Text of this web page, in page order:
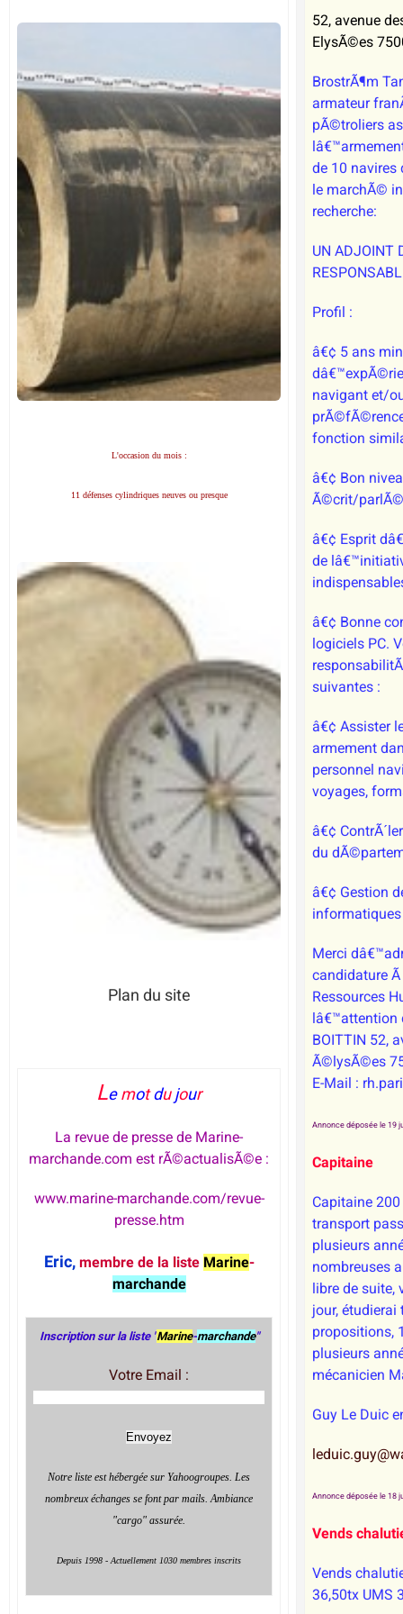
L'occasion du mois :
11 défenses cylindriques neuves ou presque
Plan du site
Le mot du jour
La revue de presse de Marine-
marchande.com est rÃ©actualisÃ©e :
www.marine-marchande.com/revue-
presse.htm
Eric, membre de la liste Marine-
marchande
Inscription sur la liste "Marine-marchande"
Votre Email :
Notre liste est hébergée sur Yahoogroupes. Les
nombreux échanges se font par mails. Ambiance
"cargo" assurée.
Depuis 1998 - Actuellement 1030 membres inscrits
52, avenue
ElysÃ©es
BrostrÃ¶m
armateur
pÃ©troliers
de 10 navires
le marchÃ©
recherche:
UN ADJOINT
Profil :
â€¢ 5 ans
navigant et/
fonction
â€¢ Bon
Ã©crit/
â€¢ Esprit
de
â€¢ Bonne
logiciels PC.
suivantes :
â€¢ Assister
armement
personnel
voyages,
â€¢
du
â€¢ Gestion
Merci
candidature
Ressources
lâ€™attention
BOITTIN 52,
Ã©lysÃ©es
E-Mail :
Annonce déposée le 19
Capitaine
Capitaine 200
transport
plusieurs
nombreuses
libre de suite,
jour, étudierai
propositions,
plusieurs
mécanicien
Guy Le Duic
Annonce déposée le 18
Vends
Vends
36,50tx UMS